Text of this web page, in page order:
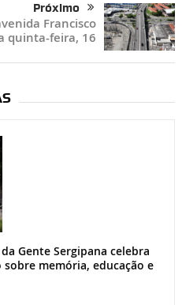
Próximo
Francisco
quinta-feira, 16
Gente Sergipana celebra
memória, educação e